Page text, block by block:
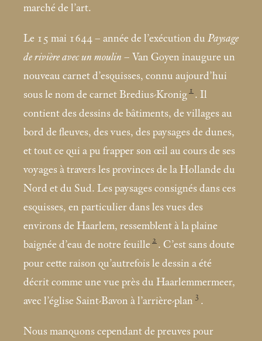
marché de l’art.
Le 15 mai 1644 – année de l’exécution du Paysage
de rivière avec un moulin – Van Goyen inaugure un
nouveau carnet d’esquisses, connu aujourd’hui
sous le nom de carnet Bredius-Kronig 1 . Il
contient des dessins de bâtiments, de villages au
bord de fleuves, des vues, des paysages de dunes,
et tout ce qui a pu frapper son œil au cours de ses
voyages à travers les provinces de la Hollande du
Nord et du Sud. Les paysages consignés dans ces
esquisses, en particulier dans les vues des
environs de Haarlem, ressemblent à la plaine
baignée d’eau de notre feuille 2 . C’est sans doute
pour cette raison qu’autrefois le dessin a été
décrit comme une vue près du Haarlemmermeer,
avec l’église Saint-Bavon à l’arrière-plan 3 .
Nous manquons cependant de preuves pour